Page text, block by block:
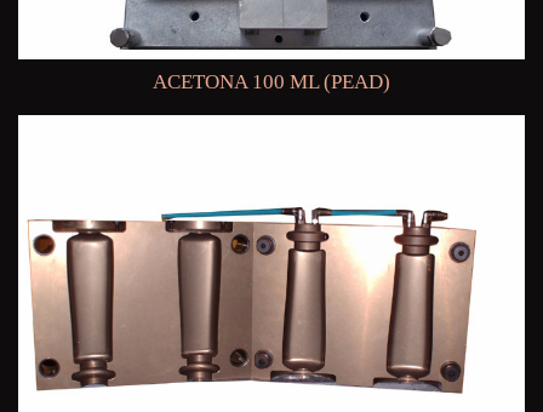
ACETONA 100 ML (PEAD)